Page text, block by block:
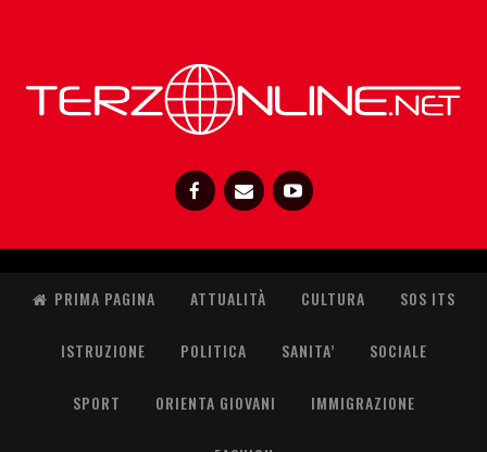
PRIMA PAGINA ATTUALITÀ CULTURA SOS ITS
ISTRUZIONE POLITICA SANITA’ SOCIALE
SPORT ORIENTA GIOVANI IMMIGRAZIONE